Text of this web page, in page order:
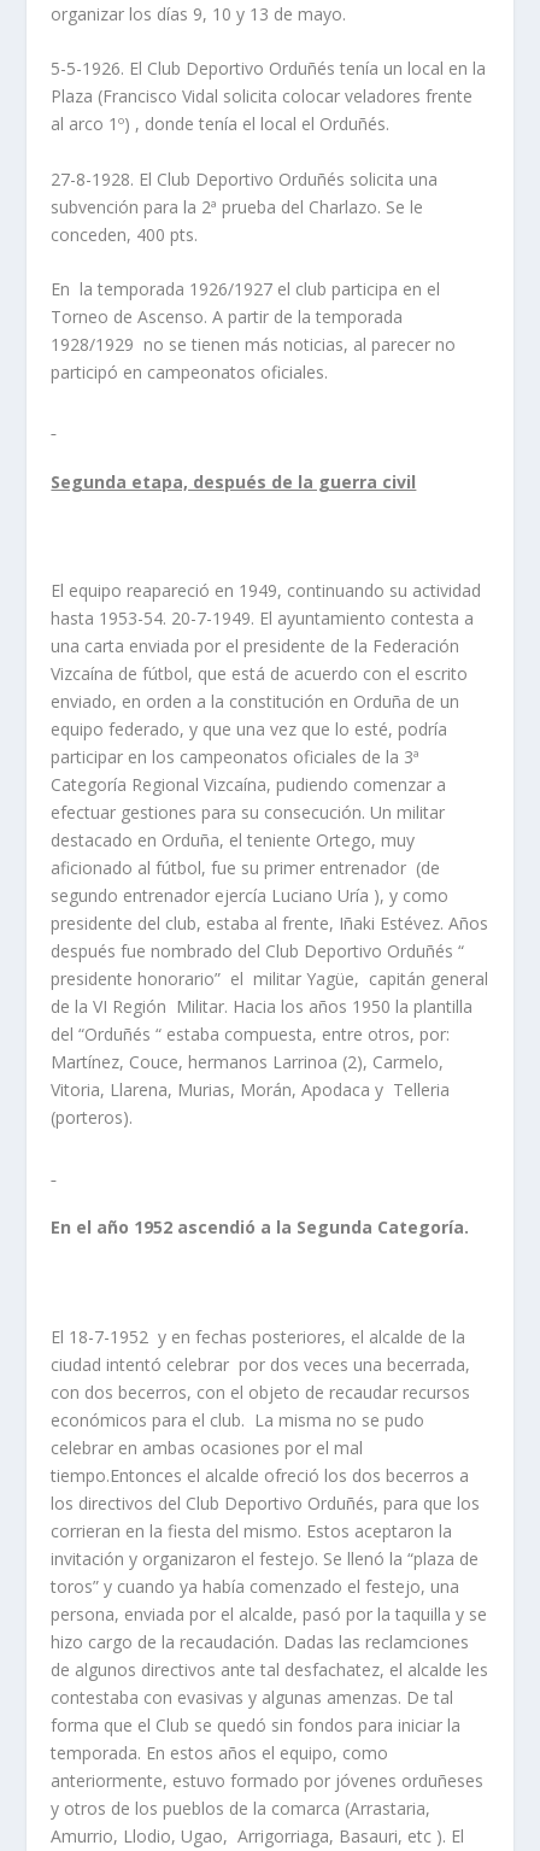
organizar los días 9, 10 y 13 de mayo.
5-5-1926. El Club Deportivo Orduñés tenía un local en la
Plaza (Francisco Vidal solicita colocar veladores frente
al arco 1º) , donde tenía el local el Orduñés.
27-8-1928. El Club Deportivo Orduñés solicita una
subvención para la 2ª prueba del Charlazo. Se le
conceden, 400 pts.
En la temporada 1926/1927 el club participa en el
Torneo de Ascenso. A partir de la temporada
1928/1929 no se tienen más noticias, al parecer no
participó en campeonatos oficiales.
Segunda etapa, después de la guerra civil
El equipo reapareció en 1949, continuando su actividad
hasta 1953-54. 20-7-1949. El ayuntamiento contesta a
una carta enviada por el presidente de la Federación
Vizcaína de fútbol, que está de acuerdo con el escrito
enviado, en orden a la constitución en Orduña de un
equipo federado, y que una vez que lo esté, podría
participar en los campeonatos oficiales de la 3ª
Categoría Regional Vizcaína, pudiendo comenzar a
efectuar gestiones para su consecución. Un militar
destacado en Orduña, el teniente Ortego, muy
aficionado al fútbol, fue su primer entrenador (de
segundo entrenador ejercía Luciano Uría ), y como
presidente del club, estaba al frente, Iñaki Estévez. Años
después fue nombrado del Club Deportivo Orduñés “
presidente honorario” el militar Yagüe, capitán general
de la VI Región Militar. Hacia los años 1950 la plantilla
del “Orduñés “ estaba compuesta, entre otros, por:
Martínez, Couce, hermanos Larrinoa (2), Carmelo,
Vitoria, Llarena, Murias, Morán, Apodaca y Telleria
(porteros).
En el año 1952 ascendió a la Segunda Categoría.
El 18-7-1952 y en fechas posteriores, el alcalde de la
ciudad intentó celebrar por dos veces una becerrada,
con dos becerros, con el objeto de recaudar recursos
económicos para el club. La misma no se pudo
celebrar en ambas ocasiones por el mal
tiempo.Entonces el alcalde ofreció los dos becerros a
los directivos del Club Deportivo Orduñés, para que los
corrieran en la fiesta del mismo. Estos aceptaron la
invitación y organizaron el festejo. Se llenó la “plaza de
toros” y cuando ya había comenzado el festejo, una
persona, enviada por el alcalde, pasó por la taquilla y se
hizo cargo de la recaudación. Dadas las reclamciones
de algunos directivos ante tal desfachatez, el alcalde les
contestaba con evasivas y algunas amenzas. De tal
forma que el Club se quedó sin fondos para iniciar la
temporada. En estos años el equipo, como
anteriormente, estuvo formado por jóvenes orduñeses
y otros de los pueblos de la comarca (Arrastaria,
Amurrio, Llodio, Ugao, Arrigorriaga, Basauri, etc ). El